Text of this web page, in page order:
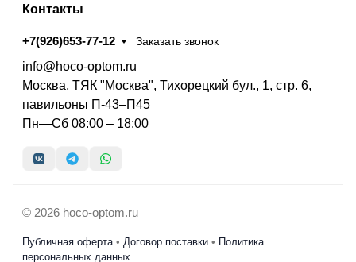
Контакты
+7(926)653-77-12 Заказать звонок
info@hoco-optom.ru
Москва, ТЯК "Москва", Тихорецкий бул., 1, стр. 6,
павильоны П-43–П45
Пн—Сб 08:00 – 18:00
© 2026 hoco-optom.ru
Публичная оферта• Договор поставки • Политика
персональных данных